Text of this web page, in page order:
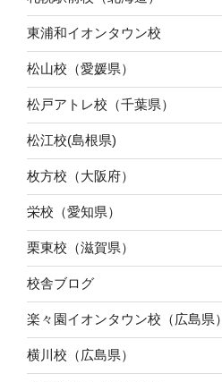
東浦和イオンタウン校
松山校（愛媛県）
松戸アトレ校（千葉県）
松江校(島根県)
枚方校（大阪府）
栄校（愛知県）
栗東校（滋賀県）
校舎ブログ
楽々園イオンタウン校（広島県）
横川校（広島県）